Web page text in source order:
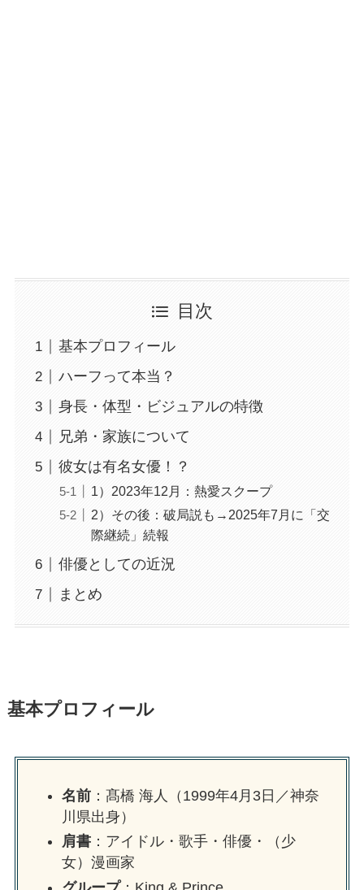
目次
基本プロフィール
ハーフって本当？
身長・体型・ビジュアルの特徴
兄弟・家族について
彼女は有名女優！？
1）2023年12月：熱愛スクープ
2）その後：破局説も→2025年7月に「交
際継続」続報
俳優としての近況
まとめ
基本プロフィール
名前：髙橋 海人（1999年4月3日／神奈
川県出身）
肩書：アイドル・歌手・俳優・（少
女）漫画家